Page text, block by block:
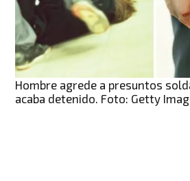
Hombre agrede a presuntos
acaba detenido. Foto: Getty